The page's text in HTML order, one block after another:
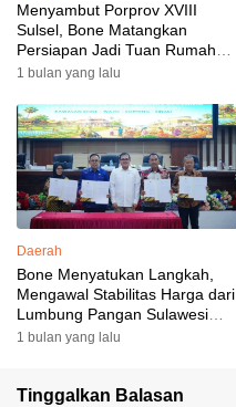
Menyambut Porprov XVIII
Sulsel, Bone Matangkan
Persiapan Jadi Tuan Rumah
yang Berkesan: Wakil Bupati
Targetkan Venue dan
Akomodasi Rampung
1 bulan yang lalu
Daerah
Bone Menyatukan Langkah,
Mengawal Stabilitas Harga dari
Lumbung Pangan Sulawesi
Selatan
1 bulan yang lalu
Tinggalkan Balasan